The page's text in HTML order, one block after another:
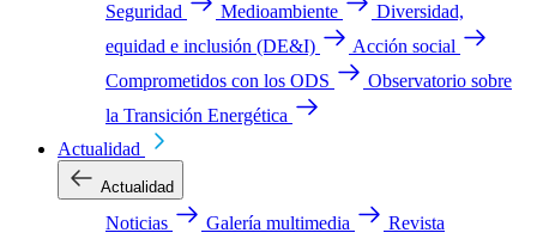
Seguridad Medioambiente
Diversidad,
equidad e inclusión (DE&I)
Acción social
Comprometidos con los ODS
Observatorio sobre
la Transición Energética
Actualidad
Actualidad
Noticias Galería multimedia
Revista